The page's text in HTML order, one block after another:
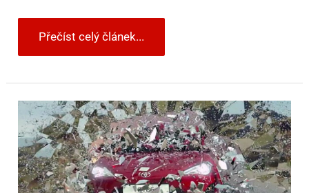
Přečíst celý článek...
V
Británii
zakázali
reklamu
na
Toyotu
GT86